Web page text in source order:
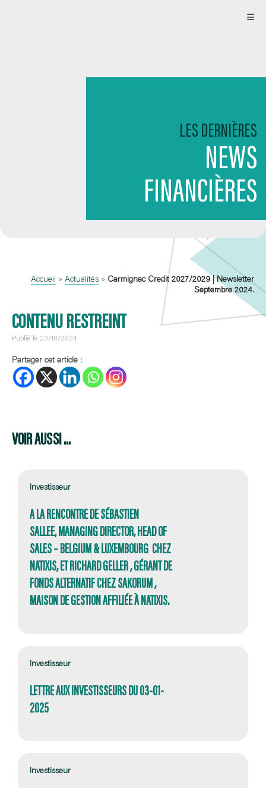
LES DERNIÈRES
NEWS
FINANCIÈRES
Accueil » Actualités » Carmignac Credit 2027/2029 | Newsletter
Septembre 2024.
CONTENU RESTREINT
Publié le 23/10/2024
Partager cet article :
VOIR AUSSI ...
Investisseur
A LA RENCONTRE DE SÉBASTIEN
SALLEE, MANAGING DIRECTOR, HEAD OF
SALES – BELGIUM & LUXEMBOURG CHEZ
NATIXIS, ET RICHARD GELLER , GÉRANT DE
FONDS ALTERNATIF CHEZ SAKORUM ,
MAISON DE GESTION AFFILIÉE À NATIXIS.
Investisseur
LETTRE AUX INVESTISSEURS DU 03-01-
2025
Investisseur